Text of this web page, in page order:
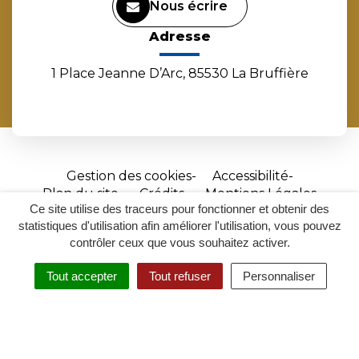
Ce site utilise des traceurs pour fonctionner et obtenir des
statistiques d'utilisation afin améliorer l'utilisation, vous pouvez
contrôler ceux que vous souhaitez activer.
Tout accepter Tout refuser Personnaliser
RECHERCHER
ACCESSIBILITÉ
Nous écrire
Adresse
1 Place Jeanne D’Arc, 85530 La Bruffière
Gestion des cookies
Accessibilité
Plan du site
Crédits
Mentions Légales
Site
réalisé
par
Inovagora